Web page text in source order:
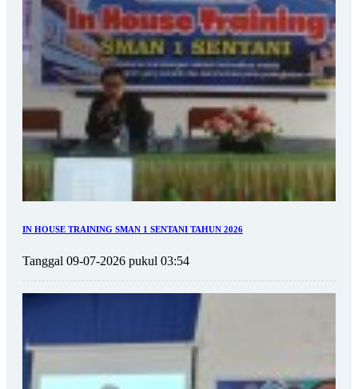
IN HOUSE TRAINING SMAN 1 SENTANI TAHUN 2026
Tanggal 09-07-2026 pukul 03:54